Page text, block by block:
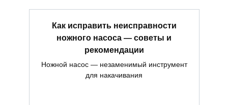
Как исправить неисправности
ножного насоса — советы и
рекомендации
Ножной насос — незаменимый инструмент
для накачивания